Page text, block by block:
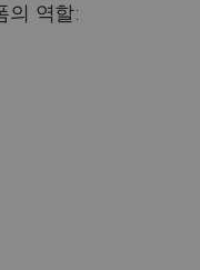
의 역할: